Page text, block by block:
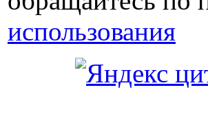
использования